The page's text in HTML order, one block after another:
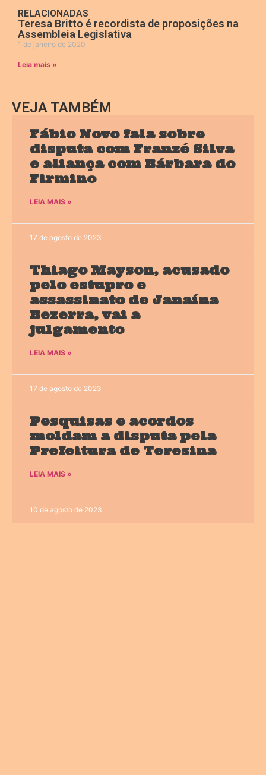
RELACIONADAS
Teresa Britto é recordista de proposições na
Assembleia Legislativa
1 de janeiro de 2020
Leia mais »
VEJA TAMBÉM
Fábio Novo fala sobre
disputa com Franzé Silva
e aliança com Bárbara do
Firmino
LEIA MAIS »
17 de agosto de 2023
Thiago Mayson, acusado
pelo estupro e
assassinato de Janaína
Bezerra, vai a
julgamento
LEIA MAIS »
17 de agosto de 2023
Pesquisas e acordos
moldam a disputa pela
Prefeitura de Teresina
LEIA MAIS »
10 de agosto de 2023